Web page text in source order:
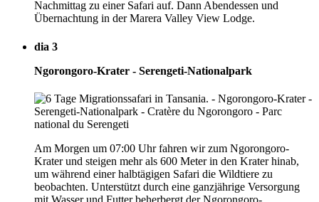
Nachmittag zu einer Safari auf. Dann Abendessen und
Übernachtung in der Marera Valley View Lodge.
dia 3
Ngorongoro-Krater - Serengeti-Nationalpark
Am Morgen um 07:00 Uhr fahren wir zum Ngorongoro-
Krater und steigen mehr als 600 Meter in den Krater hinab,
um während einer halbtägigen Safari die Wildtiere zu
beobachten. Unterstützt durch eine ganzjährige Versorgung
mit Wasser und Futter beherbergt der Ngorongoro-